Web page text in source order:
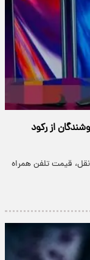
از رکود
قیمت تلفن همراه